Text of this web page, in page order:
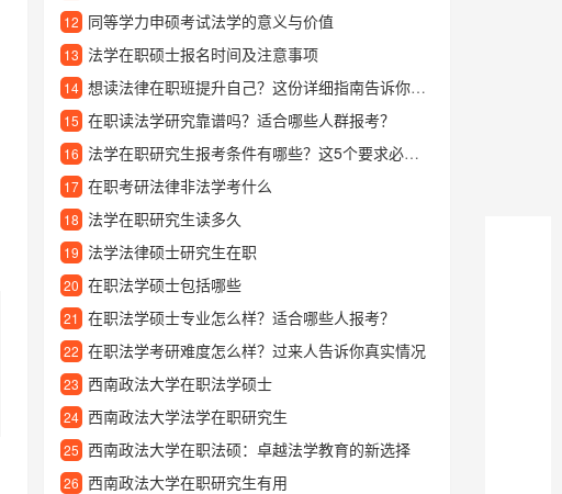
12 同等学力申硕考试法学的意义与价值
13 法学在职硕士报名时间及注意事项
14 想读法律在职班提升自己？这份详细指南告诉你该怎么做
15 在职读法学研究靠谱吗？适合哪些人群报考？
16 法学在职研究生报考条件有哪些？这5个要求必须满足
17 在职考研法律非法学考什么
18 法学在职研究生读多久
19 法学法律硕士研究生在职
20 在职法学硕士包括哪些
21 在职法学硕士专业怎么样？适合哪些人报考？
22 在职法学考研难度怎么样？过来人告诉你真实情况
23 西南政法大学在职法学硕士
24 西南政法大学法学在职研究生
25 西南政法大学在职法硕：卓越法学教育的新选择
26 西南政法大学在职研究生有用